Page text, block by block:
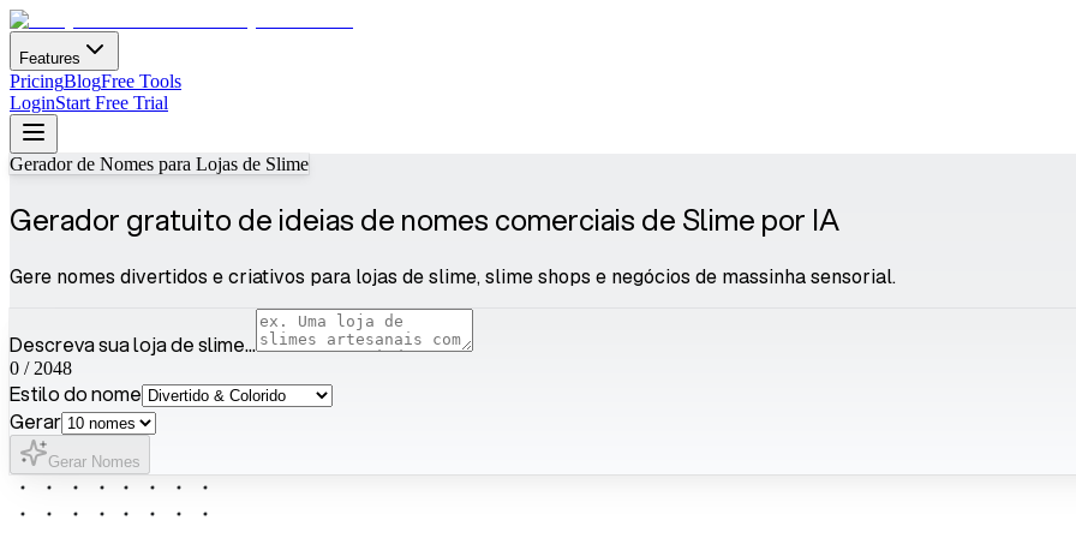
Features
PricingBlogFree Tools
LoginStart Free Trial
Gerador de Nomes para Lojas de Slime
Gerador gratuito de ideias de nomes comerciais de Slime por IA
Gere nomes divertidos e criativos para lojas de slime, slime shops e negócios de massinha sensorial.
Descreva sua loja de slime...
0 / 2048
Estilo do nome
Gerar
Gerar Nomes